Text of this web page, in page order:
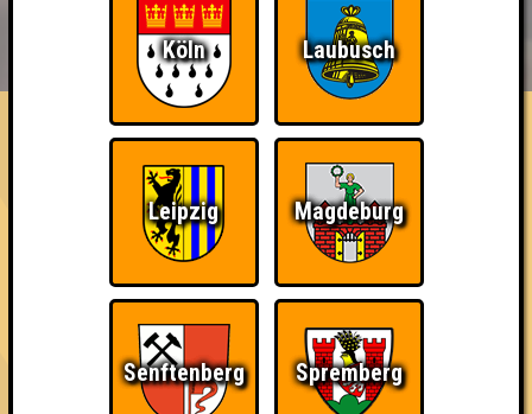
HIGHSCORE RESERVIERUNG
FAQ ÜBER UNS
Die Rathähnchen
Errungenschaften
Kleiner Hinweis: bei uns sind Teams, die in einem Stechen
verlieren, trotzdem auf dem 1. Platz - den haben sie sich
schließlich verdient! Entsprechend gibt es für diese auch
Errungenschaften für den 1. Platz.
Köln Laubusch
Leipzig Magdeburg
Senftenberg Spremberg